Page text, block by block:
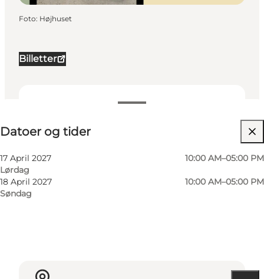
Billetter
Datoer og tider
17 April 2027
Lørdag
10:00 AM–05:00 PM
18 April 2027
Søndag
10:00 AM–05:00 PM
Besøg hjemmeside
Min virksomhed, Mig selv, Min partner, Venner,
Foto: Højhuset